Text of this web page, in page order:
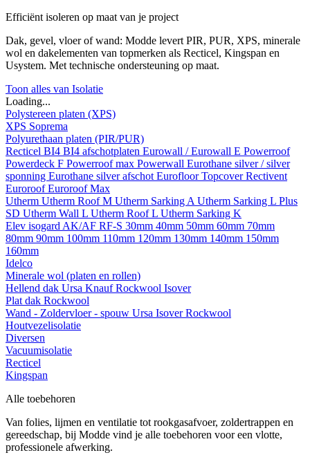
Efficiënt isoleren op maat van je project
Dak, gevel, vloer of wand: Modde levert PIR, PUR, XPS, minerale
wol en dakelementen van topmerken als Recticel, Kingspan en
Usystem. Met technische ondersteuning op maat.
Toon alles van Isolatie
Loading...
Polystereen platen (XPS)
XPS Soprema
Polyurethaan platen (PIR/PUR)
Recticel BI4 BI4 afschotplaten Eurowall / Eurowall E Powerroof
Powerdeck F Powerroof max Powerwall Eurothane silver / silver
sponning Eurothane silver afschot EurofloorTopcoverRectivent
EuroroofEuroroof Max
Utherm Utherm Roof M Utherm Sarking A Utherm Sarking L Plus
SD Utherm Wall L Utherm Roof L Utherm Sarking K
Elev isogard AK/AF RF-S 30mm 40mm 50mm 60mm 70mm
80mm 90mm 100mm 110mm 120mm 130mm 140mm 150mm
160mm
Idelco
Minerale wol (platen en rollen)
Hellend dak Ursa KnaufRockwool Isover
Plat dak Rockwool
Wand - Zoldervloer - spouw Ursa IsoverRockwool
Houtvezelisolatie
Diversen
Vacuumisolatie
Recticel
Kingspan
Alle toebehoren
Van folies, lijmen en ventilatie tot rookgasafvoer, zoldertrappen en
gereedschap, bij Modde vind je alle toebehoren voor een vlotte,
professionele afwerking.